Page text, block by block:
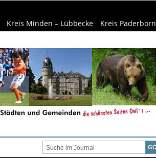
Kreis Minden – Lübbecke Kreis Paderborn